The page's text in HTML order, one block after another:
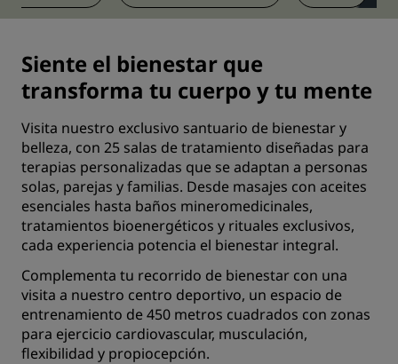
Siente el bienestar que
transforma tu cuerpo y tu mente
Visita nuestro exclusivo santuario de bienestar y
belleza, con 25 salas de tratamiento diseñadas para
terapias personalizadas que se adaptan a personas
solas, parejas y familias. Desde masajes con aceites
esenciales hasta baños mineromedicinales,
tratamientos bioenergéticos y rituales exclusivos,
cada experiencia potencia el bienestar integral.
Complementa tu recorrido de bienestar con una
visita a nuestro centro deportivo, un espacio de
entrenamiento de 450 metros cuadrados con zonas
para ejercicio cardiovascular, musculación,
flexibilidad y propiocepción.